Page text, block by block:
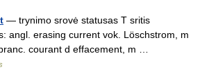
— trynimo srovė statusas T sritis
angl. erasing current vok. Löschstrom, m
courant d effacement, m …